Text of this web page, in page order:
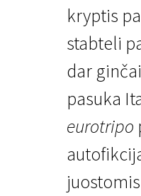
Pagrindinis konkursas
kryptis
stabteli
dar
pasuka
eurotripo